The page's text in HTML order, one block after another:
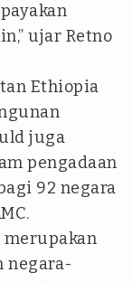
ujar Retno
Ethiopia
juga
pengadaan
92 negara
merupakan
negara-